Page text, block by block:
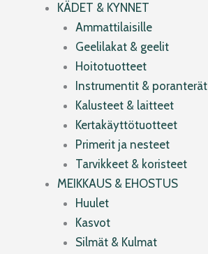
KÄDET & KYNNET
Ammattilaisille
Geelilakat & geelit
Hoitotuotteet
Instrumentit & poranterät
Kalusteet & laitteet
Kertakäyttötuotteet
Primerit ja nesteet
Tarvikkeet & koristeet
MEIKKAUS & EHOSTUS
Huulet
Kasvot
Silmät & Kulmat